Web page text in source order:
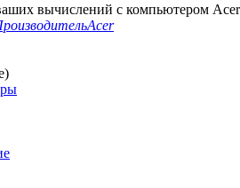
вычислений с компьютером
Acer